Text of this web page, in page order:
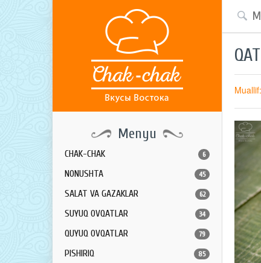
Menyu
CHAK-CHAK 6
NONUSHTA 45
SALAT VA GAZAKLAR 62
SUYUQ OVQATLAR 34
QUYUQ OVQATLAR 79
PISHIRIQ 85
Muallif: